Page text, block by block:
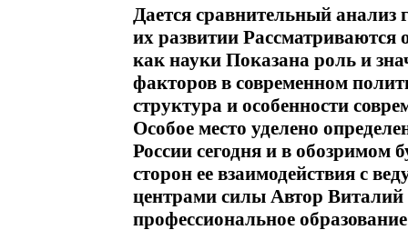
Дается сравнительный анализ
их развитии Рассматриваются
как науки Показана роль и
факторов в современном
структура и особенности
Особое место уделено
России сегодня и в
сторон ее взаимодействия с
центрами силы Автор
профессиональное